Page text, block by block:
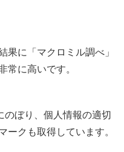
果に「マクロミル調べ」
常に高いです。
ぼり、個人情報の適切
ークも取得しています。